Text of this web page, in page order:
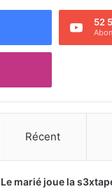
52
Récent
Le marié joue la